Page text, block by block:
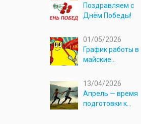
Поздравляем с
Днём Победы!
01/05/2026
График работы в
майские
13/04/2026
Апрель — время
подготовки к